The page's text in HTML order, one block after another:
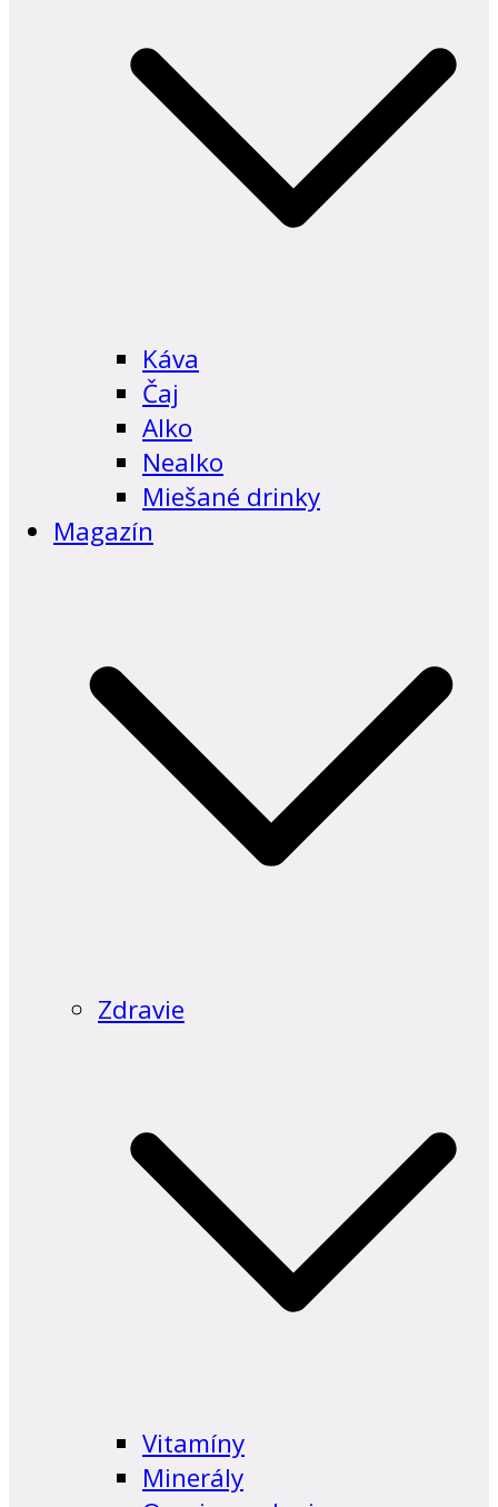
Káva
Čaj
Alko
Nealko
Miešané drinky
Magazín
Zdravie
Vitamíny
Minerály